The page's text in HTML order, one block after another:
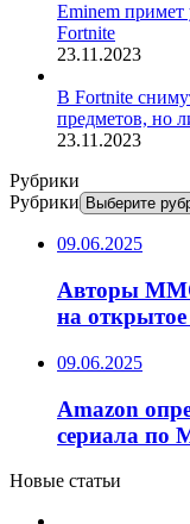
Eminem примет
Fortnite
23.11.2023
В Fortnite
предметов, но
23.11.2023
Рубрики
Рубрики
09.06.2025
Авторы
на открытое
09.06.2025
Amazon
сериала по
Новые статьи